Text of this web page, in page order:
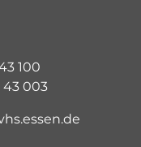
100
43 003